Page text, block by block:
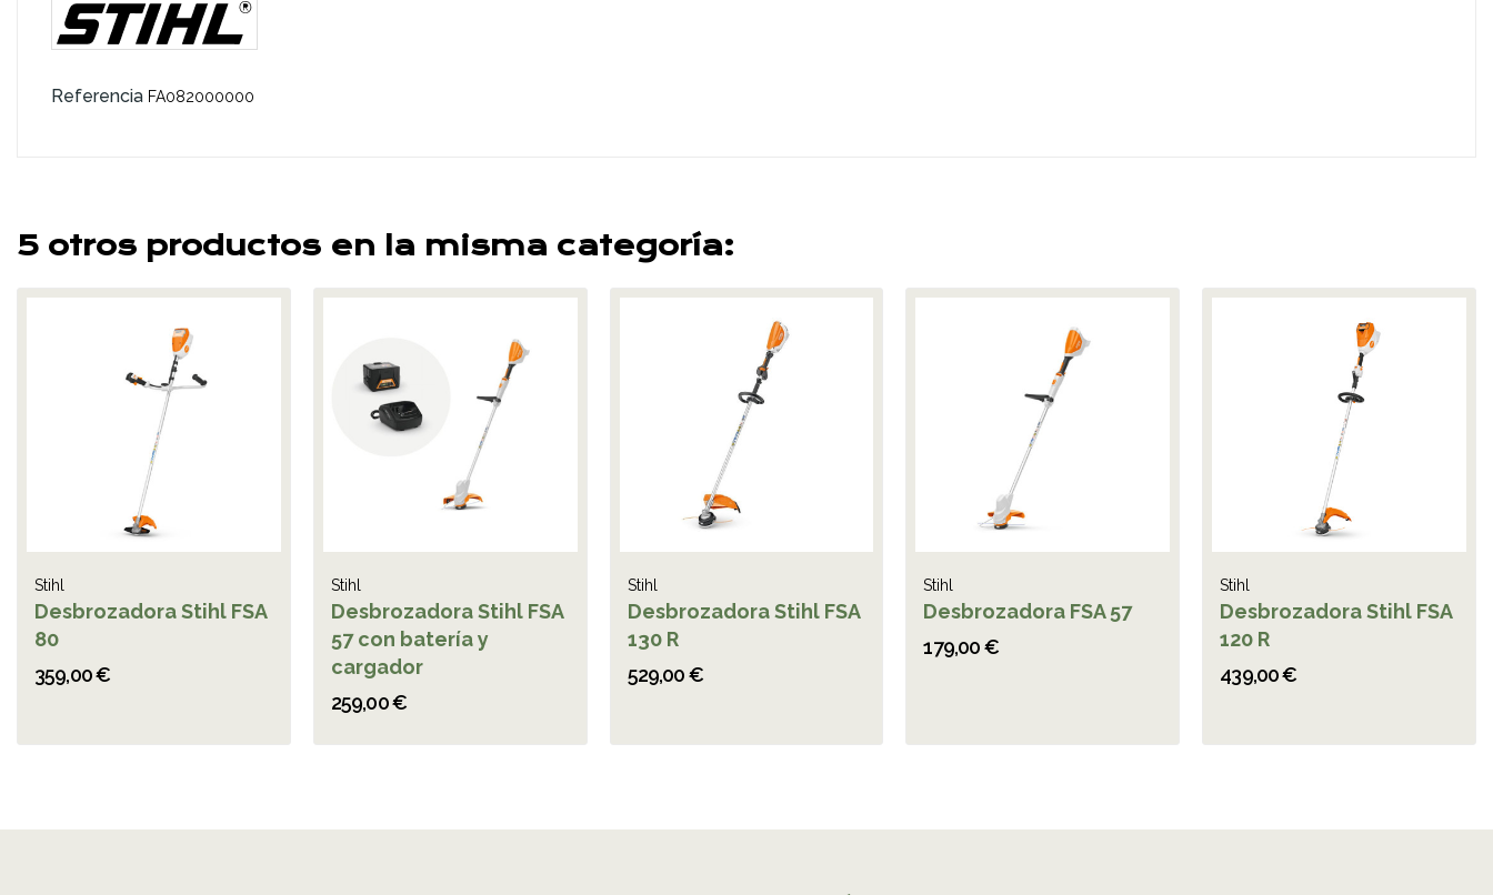
Referencia FA082000000
5 otros productos en la misma categoría:
Stihl
Desbrozadora Stihl FSA
80
359,00 €
Stihl
Desbrozadora Stihl FSA
57 con batería y
cargador
259,00 €
Stihl
Desbrozadora Stihl FSA
130 R
529,00 €
Stihl
Desbrozadora FSA 57
179,00 €
Stihl
Desbrozadora Stihl FSA
120 R
439,00 €